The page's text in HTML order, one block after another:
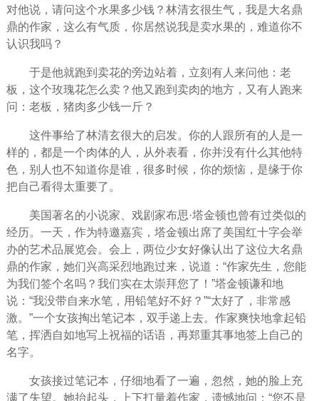
对他说，请问这个水果多少钱？林清玄很生气，我是大名鼎
鼎的作家，这么有气质，你居然说我是卖水果的，难道你不
认识我吗？
于是他就跑到卖花的旁边站着，立刻有人来问他：老
板，这个玫瑰花怎么卖？他又跑到卖肉的地方，又有人跑来
问：老板，猪肉多少钱一斤？
这件事给了林清玄很大的启发。你的人跟所有的人是一
样的，都是一个肉体的人，从外表看，你并没有什么其他特
色，别人也不知道你是谁，很多时候，你的烦恼，是缘于你
把自己看得太重要了。
美国著名的小说家、戏剧家布思·塔金顿也曾有过类似的
经历。一天，作为特邀嘉宾，塔金顿出席了美国红十字会举
办的艺术品展览会。会上，两位少女好像认出了这位大名鼎
鼎的作家，她们兴高采烈地跑过来，说道：“作家先生，您能
为我们签个名吗？我们实在太崇拜您了！”塔金顿谦和地
说：“我没带自来水笔，用铅笔好不好？”“太好了，非常感
激。”一个女孩掏出笔记本，双手递上去。作家爽快地拿起铅
笔，挥洒自如地写上祝福的话语，再郑重其事地签上自己的
名字。
女孩接过笔记本，仔细地看了一遍，忽然，她的脸上充
满了失望。她抬起头，上下打量着作家，遗憾地问：“您不是